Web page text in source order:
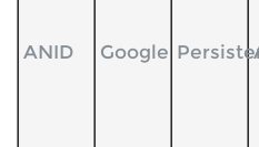
ANID Google